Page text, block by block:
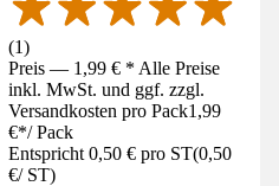
(1)
Preis — 1,99 € * Alle Preise
inkl. MwSt. und ggf. zzgl.
Versandkosten pro Pack1,99
€*/ Pack
Entspricht 0,50 € pro ST(0,50
€/ ST)